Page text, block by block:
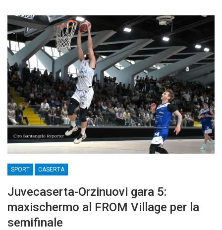
SPORT CASERTA
Juvecaserta-Orzinuovi gara 5:
maxischermo al FROM Village per la
semifinale